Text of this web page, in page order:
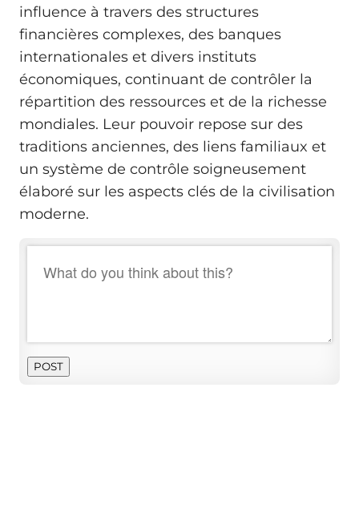
influence à travers des structures
financières complexes, des banques
internationales et divers instituts
économiques, continuant de contrôler la
répartition des ressources et de la richesse
mondiales. Leur pouvoir repose sur des
traditions anciennes, des liens familiaux et
un système de contrôle soigneusement
élaboré sur les aspects clés de la civilisation
moderne.
POST